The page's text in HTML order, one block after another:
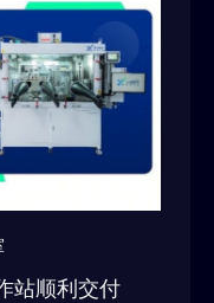
站顺利交付